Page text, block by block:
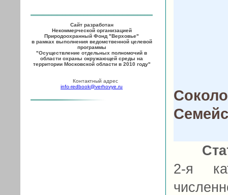
Сайт разработан
Некоммерческой организацией
Природоохранный Фонд "Верховье"
в рамках выполнения ведомственной целевой
программы
"Осуществление отдельных полномочий в
области охраны окружающей среды на
территории Московской области в 2010 году"
Контактный адрес
info-redbook@verhovye.ru
2-я